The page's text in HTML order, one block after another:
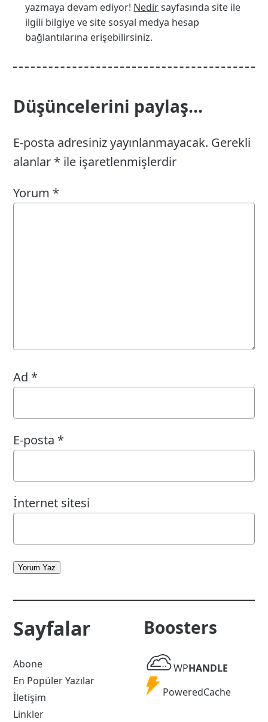
yazmaya devam ediyor! Nedirsayfasında site ile
ilgili bilgiye ve site sosyal medya hesap
bağlantılarına erişebilirsiniz.
Düşüncelerini paylaş...
E-posta adresiniz yayınlanmayacak. Gerekli
alanlar * ile işaretlenmişlerdir
Yorum *
Ad *
E-posta *
İnternet sitesi
Yorum Yaz
Sayfalar
Abone
En Popüler Yazılar
İletişim
Linkler
Boosters
WP
Handle
WPHANDLE
Powered
PoweredCache